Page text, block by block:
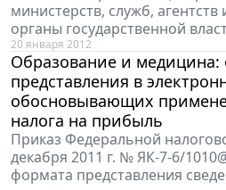
министерств, служб,
органы государственной
20 января 2012
Образование и медицина:
представления в
обосновывающих
налога на прибыль
Приказ Федеральной
декабря 2011 г. № ЯК-7-6/
формата представления